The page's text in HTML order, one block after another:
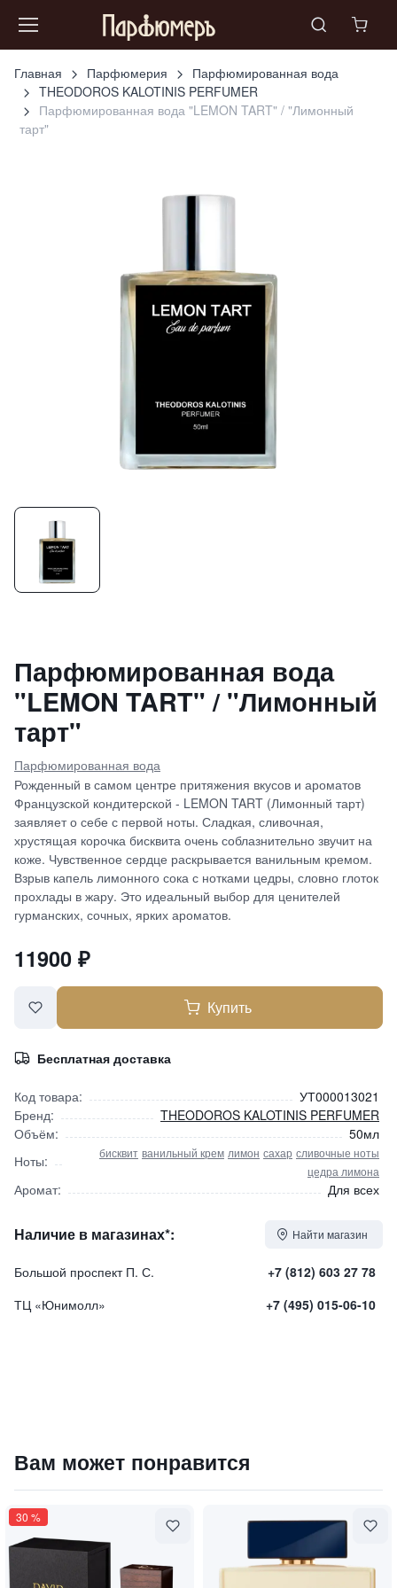
Главная Парфюмерия
Парфюмированная вода
THEODOROS KALOTINIS PERFUMER
Парфюмированная вода "LEMON TART" / "Лимонный
тарт"
Парфюмированная вода
"LEMON TART" / "Лимонный
тарт"
Парфюмированная вода
Рожденный в самом центре притяжения вкусов и ароматов
Французской кондитерской - LEMON TART (Лимонный тарт)
заявляет о себе с первой ноты. Сладкая, сливочная,
хрустящая корочка бисквита очень соблазнительно звучит на
коже. Чувственное сердце раскрывается ванильным кремом.
Взрыв капель лимонного сока с нотками цедры, словно глоток
прохлады в жару. Это идеальный выбор для ценителей
гурманских, сочных, ярких ароматов.
11900 ₽
Купить
Бесплатная доставка
Код товара:
УТ000013021
Бренд:
THEODOROS KALOTINIS PERFUMER
Объём:
50мл
Ноты:
бисквит ванильный крем лимон сахар сливочные ноты
цедра лимона
Аромат: Для всех
Наличие в магазинах*: Найти магазин
Большой проспект П. С.
+7 (812) 603 27 78
ТЦ «Юнимолл»
+7 (495) 015-06-10
11900₽9 840 ₽
Вам может понравится
30 %